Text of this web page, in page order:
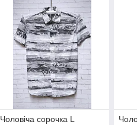
Чоловіча сорочка L